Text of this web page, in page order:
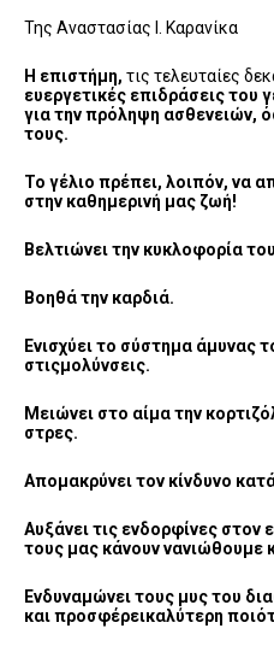
Της Αναστασίας Ι. Καρανίκα
Η επιστήμη, τις τελευταίες
ευεργετικές επιδράσεις του
για την πρόληψη ασθενειών,
τους.
Το γέλιο πρέπει, λοιπόν, να
στην καθημερινή μας ζωή!
Βελτιώνει την κυκλοφορία
Βοηθά την καρδιά.
Ενισχύει το σύστημα άμυνας
στιςμολύνσεις.
Μειώνει στο αίμα την
στρες.
Απομακρύνει τον κίνδυνο
Αυξάνει τις ενδορφίνες
τους μας κάνουν νανιώθουμε
Ενδυναμώνει τους μυς του
και προσφέρεικαλύτερη